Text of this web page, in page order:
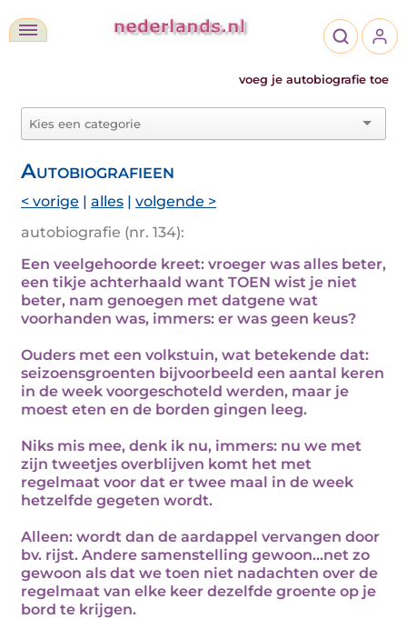
voeg je autobiografie toe
Autobiografieen
< vorige | alles | volgende >
autobiografie (nr. 134):
Een veelgehoorde kreet: vroeger was alles beter,
een tikje achterhaald want TOEN wist je niet
beter, nam genoegen met datgene wat
voorhanden was, immers: er was geen keus?
Ouders met een volkstuin, wat betekende dat:
seizoensgroenten bijvoorbeeld een aantal keren
in de week voorgeschoteld werden, maar je
moest eten en de borden gingen leeg.
Niks mis mee, denk ik nu, immers: nu we met
zijn tweetjes overblijven komt het met
regelmaat voor dat er twee maal in de week
hetzelfde gegeten wordt.
Alleen: wordt dan de aardappel vervangen door
bv. rijst. Andere samenstelling gewoon...net zo
gewoon als dat we toen niet nadachten over de
regelmaat van elke keer dezelfde groente op je
bord te krijgen.